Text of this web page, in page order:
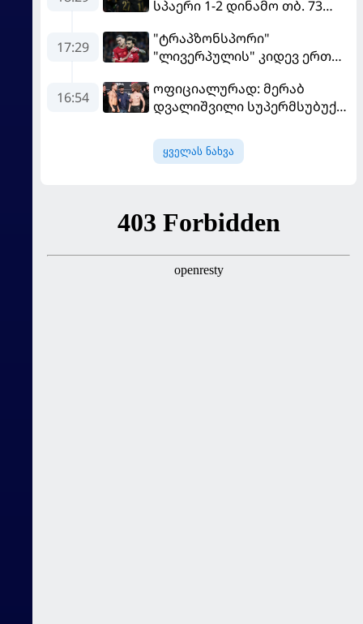
სპაერი 1-2 დინამო თბ. 73
დაამთავრა...
17:29
"ტრაპზონსპორი"
"ლივერპულის" კიდევ ერთ
16:54
ოფიციალურად: მერაბ
დვალიშვილი სუპერმსუბუქი
იანს დაუპირისპირდება
ყველას ნახვა